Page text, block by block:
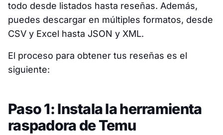
todo desde listados hasta reseñas. Además,
puedes descargar en múltiples formatos, desde
CSV y Excel hasta JSON y XML.
El proceso para obtener tus reseñas es el
siguiente:
Paso 1: Instala la herramienta
raspadora de Temu